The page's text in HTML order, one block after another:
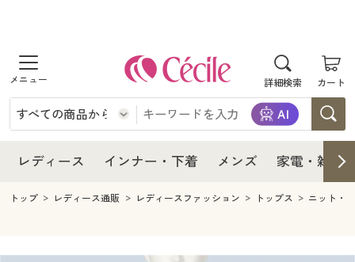
詳細検索 カート
商品を探す
レディース
レディースファッション
インナー・下着
インナー・下着通販すべて
メンズ
レディース インナー・下着 メンズ 家電・雑貨
レディース
レディース通販すべて
レディースファッション
インナー・下着
インナー・下着通販すべて
メンズ
トップ レディース通販 レディースファッション トップス ニット・